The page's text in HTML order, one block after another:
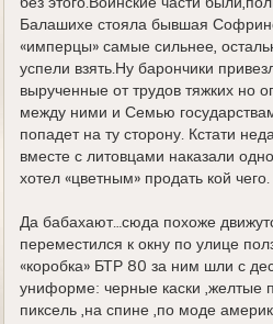
без этого.Воинские части
Балашихе стояла бывшая
«имперцы» самые сильнее,
успели взять.Ну барончики
вырученные от трудов тяжких но
между ними и Семью
попадет на ту сторону. Кстати
вместе с литовцами наказали
хотел «цветным» продать кой чего.
Да бабахают…сюда похоже
переместился к окну по улице
«коробка» БТР 80 за ним шли с
униформе: черные каски ,желтые
пиксель ,на спине ,по моде